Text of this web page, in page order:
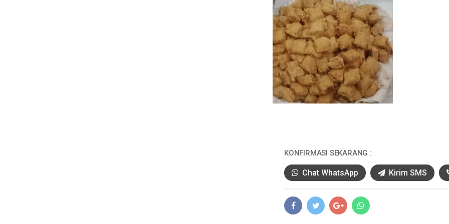
KONFIRMASI SEKARANG :
Chat WhatsApp Kirim SMS